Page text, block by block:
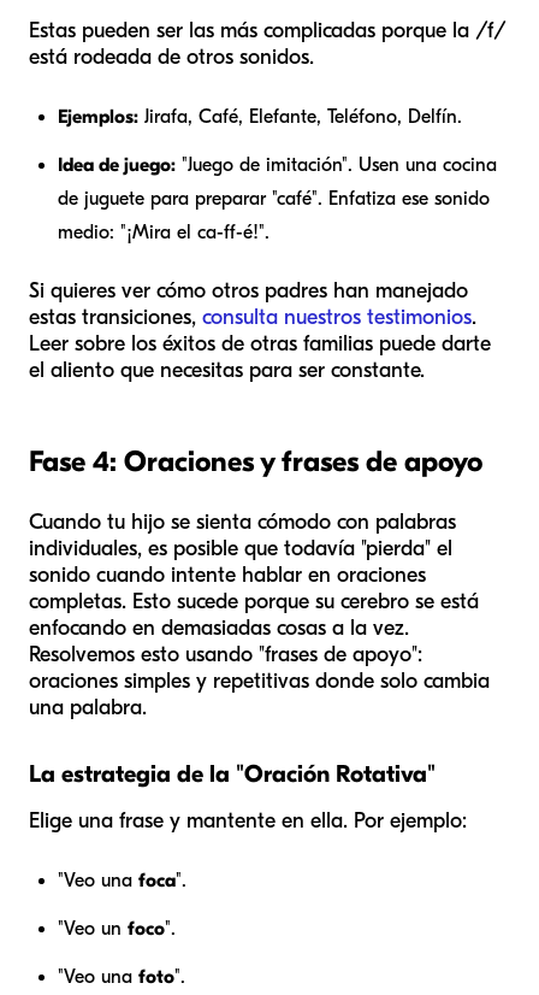
Estas pueden ser las más complicadas porque la /f/
está rodeada de otros sonidos.
Ejemplos: Jirafa, Café, Elefante, Teléfono, Delfín.
Idea de juego: "Juego de imitación". Usen una cocina
de juguete para preparar "café". Enfatiza ese sonido
medio: "¡Mira el ca-ff-é!".
Si quieres ver cómo otros padres han manejado
estas transiciones, consulta nuestros testimonios.
Leer sobre los éxitos de otras familias puede darte
el aliento que necesitas para ser constante.
Fase 4: Oraciones y frases de apoyo
Cuando tu hijo se sienta cómodo con palabras
individuales, es posible que todavía "pierda" el
sonido cuando intente hablar en oraciones
completas. Esto sucede porque su cerebro se está
enfocando en demasiadas cosas a la vez.
Resolvemos esto usando "frases de apoyo":
oraciones simples y repetitivas donde solo cambia
una palabra.
La estrategia de la "Oración Rotativa"
Elige una frase y mantente en ella. Por ejemplo:
"Veo una foca".
"Veo un foco".
"Veo una foto".